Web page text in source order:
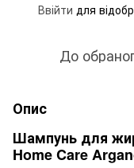
Ввійти для
До
Опис
Шампунь для
Home Care